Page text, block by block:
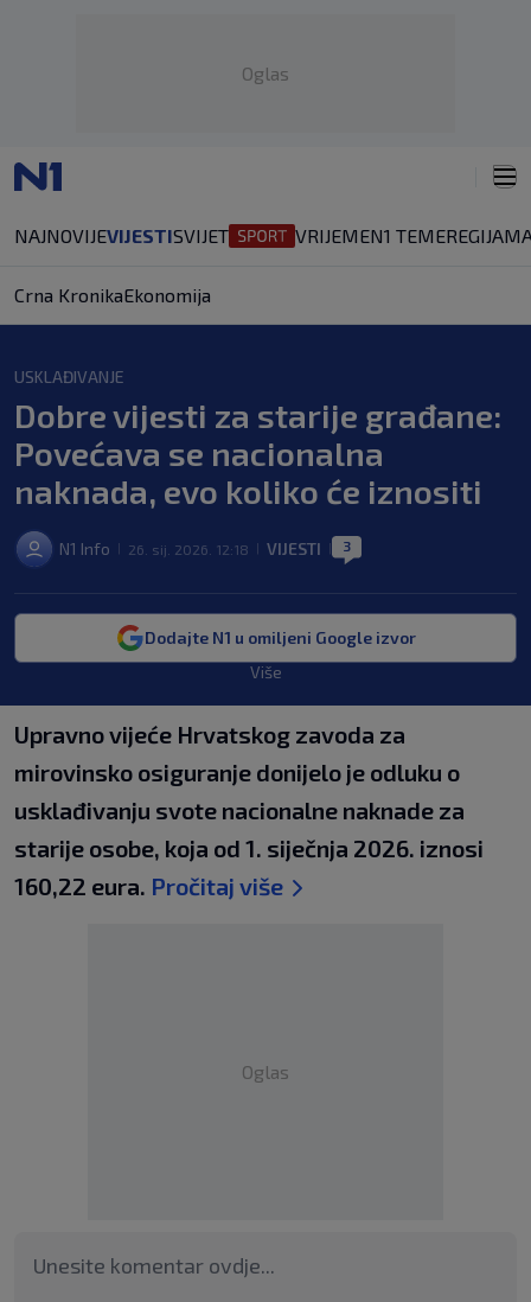
Oglas
NAJNOVIJEVIJESTISVIJET VRIJEMEN1 TEMEREGIJA
Crna KronikaEkonomija
USKLAĐIVANJE
Dobre vijesti za starije građane:
Povećava se nacionalna
naknada, evo koliko će iznositi
N1 Info 26. sij. 2026. 12:18 VIJESTI 3
Dodajte N1 u omiljeni Google izvor
Više
Upravno vijeće Hrvatskog zavoda za
mirovinsko osiguranje donijelo je odluku o
usklađivanju svote nacionalne naknade za
starije osobe, koja od 1. siječnja 2026. iznosi
160,22 eura. Pročitaj više
Oglas